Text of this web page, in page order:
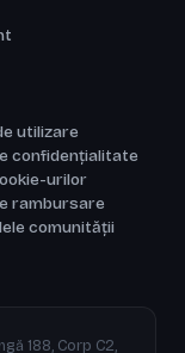
utilizare
confidențialitate
urilor
rambursare
comunității
188, Corp C2,